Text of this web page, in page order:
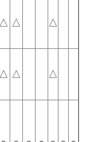
△ △ △
△ △ △